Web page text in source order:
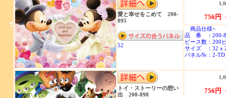
愛と幸せをこめて 200-
895
52
756円
商品仕様>
品 番 ：200-
ピース数：200
サイズ ：32 x
パネル№：2-TD
トイ・ストーリーの想い
出 200-898
756円